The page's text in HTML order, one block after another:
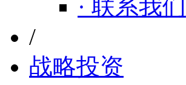
· 联系我们
/
战略投资